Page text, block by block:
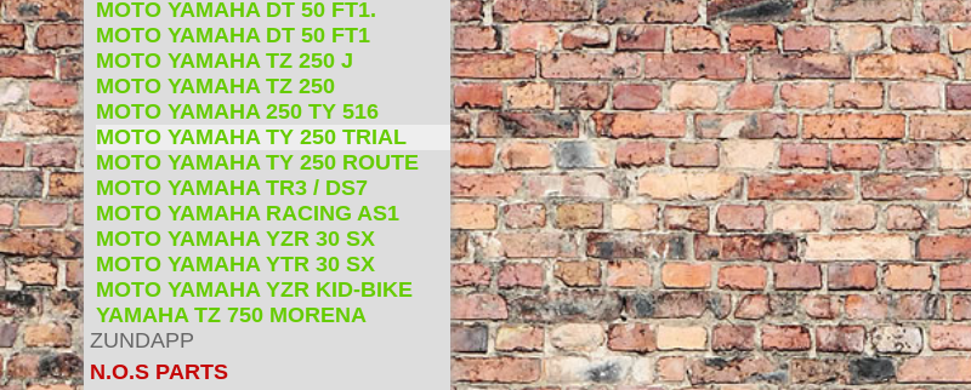
MOTO YAMAHA DT 50 FT1.
MOTO YAMAHA DT 50 FT1
MOTO YAMAHA TZ 250 J
MOTO YAMAHA TZ 250
MOTO YAMAHA 250 TY 516
MOTO YAMAHA TY 250 TRIAL
MOTO YAMAHA TY 250 ROUTE
MOTO YAMAHA TR3 / DS7
MOTO YAMAHA RACING AS1
MOTO YAMAHA YZR 30 SX
MOTO YAMAHA YTR 30 SX
MOTO YAMAHA YZR KID-BIKE
YAMAHA TZ 750 MORENA
ZUNDAPP
N.O.S PARTS